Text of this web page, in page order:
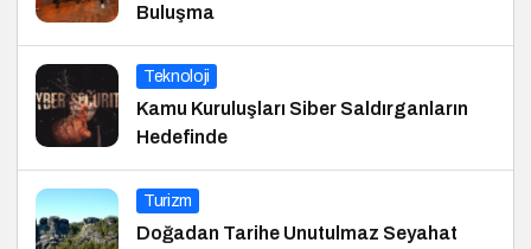
Buluşma
Teknoloji
Kamu Kuruluşları Siber Saldırganların
Hedefinde
Turizm
Doğadan Tarihe Unutulmaz Seyahat